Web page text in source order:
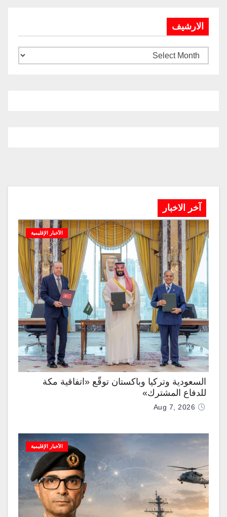
الارشيف
آخر الاخبار
الأخبار الإقليمية
السعودية وتركيا وباكستان توقّع «اتفاقية مكة
للدفاع المشترك»
Aug 7, 2026
الأخبار الإقليمية